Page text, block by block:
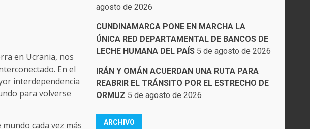
en Ucrania, nos
En el
interdependencia
para volverse
cada vez más
agosto de 2026
CUNDINAMARCA PONE EN MARCHA LA
ÚNICA RED DEPARTAMENTAL DE BANCOS DE
LECHE HUMANA DEL PAÍS 5 de agosto de 2026
IRÁN Y OMÁN ACUERDAN UNA RUTA PARA
REABRIR EL TRÁNSITO POR EL ESTRECHO DE
ORMUZ 5 de agosto de 2026
ARCHIVO